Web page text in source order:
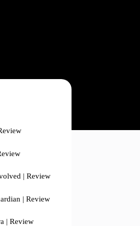
| Review
| Review
| Review